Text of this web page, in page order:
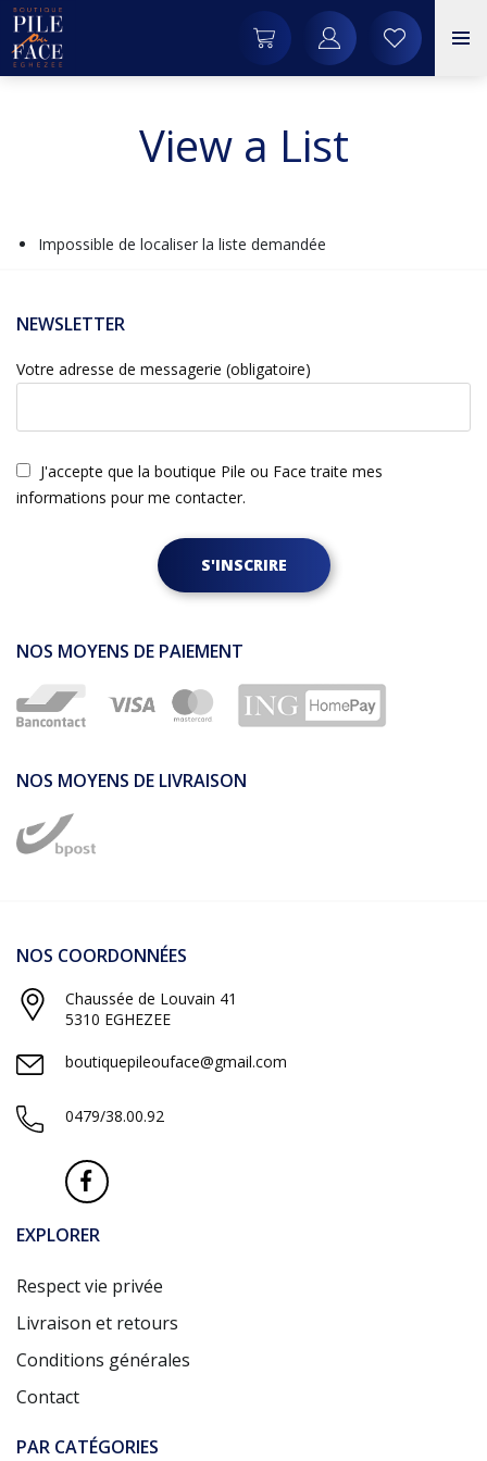
View a List
Impossible de localiser la liste demandée
NEWSLETTER
Votre adresse de messagerie (obligatoire)
J'accepte que la boutique Pile ou Face traite mes
informations pour me contacter.
S'INSCRIRE
NOS MOYENS DE PAIEMENT
NOS MOYENS DE LIVRAISON
NOS COORDONNÉES
Chaussée de Louvain 41
5310 EGHEZEE
boutiquepileouface@gmail.com
0479/38.00.92
EXPLORER
Respect vie privée
Livraison et retours
Conditions générales
Contact
PAR CATÉGORIES